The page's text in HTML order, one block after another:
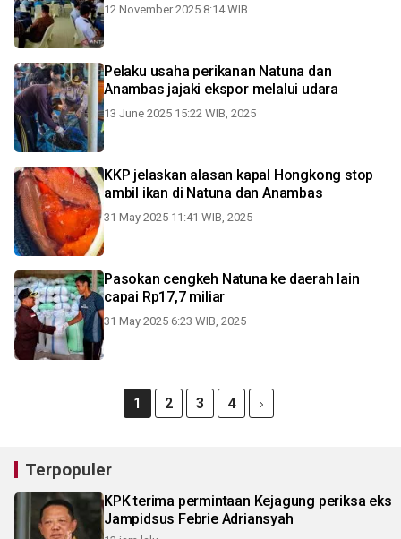
12 November 2025 8:14 WIB
Pelaku usaha perikanan Natuna dan
Anambas jajaki ekspor melalui udara
13 June 2025 15:22 WIB, 2025
KKP jelaskan alasan kapal Hongkong stop
ambil ikan di Natuna dan Anambas
31 May 2025 11:41 WIB, 2025
Pasokan cengkeh Natuna ke daerah lain
capai Rp17,7 miliar
31 May 2025 6:23 WIB, 2025
1 2 3 4
Terpopuler
KPK terima permintaan Kejagung periksa eks
Jampidsus Febrie Adriansyah